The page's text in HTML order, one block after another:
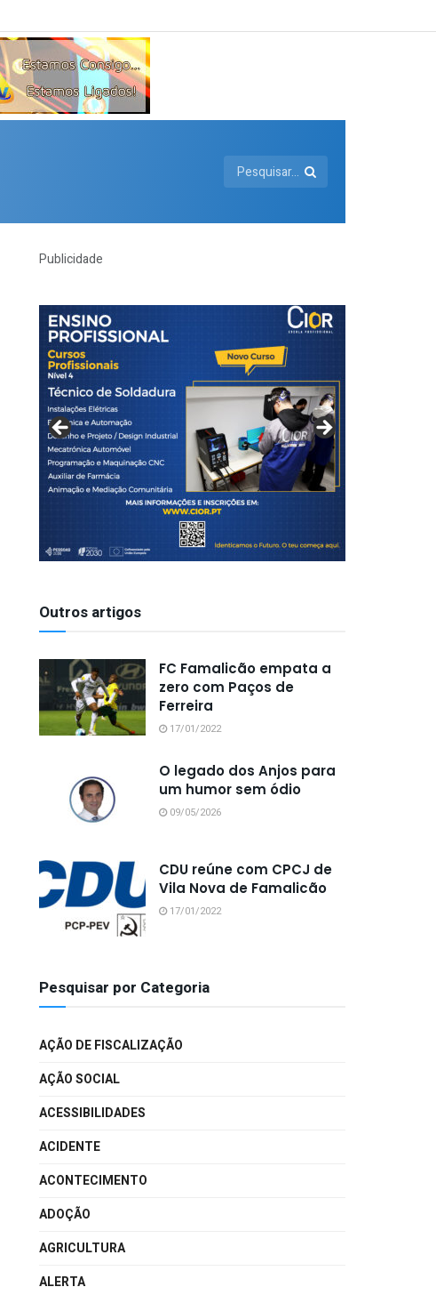
Publicidade
Outros artigos
FC Famalicão empata a
zero com Paços de
Ferreira
17/01/2022
O legado dos Anjos para
um humor sem ódio
09/05/2026
CDU reúne com CPCJ de
Vila Nova de Famalicão
17/01/2022
Pesquisar por Categoria
AÇÃO DE FISCALIZAÇÃO
AÇÃO SOCIAL
ACESSIBILIDADES
ACIDENTE
ACONTECIMENTO
ADOÇÃO
AGRICULTURA
ALERTA